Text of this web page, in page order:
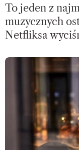
To jeden z
muzycznych
Netfliksa